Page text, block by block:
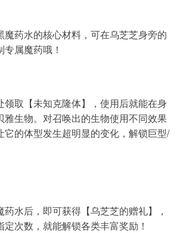
魔药水的核心材料，可在乌芝芝身旁的
专属魔药哦！
领取【未知克隆体】，使用后就能在身
雅生物。对召唤出的生物使用不同效果
它的体型发生超明显的变化，解锁巨型/
水后，即可获得【乌芝芝的赠礼】，
次数，就能解锁各类丰富奖励！